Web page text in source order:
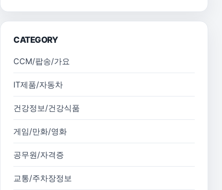
CATEGORY
CCM/팝송/가요
IT제품/자동차
건강정보/건강식품
게임/만화/영화
공무원/자격증
교통/주차장정보